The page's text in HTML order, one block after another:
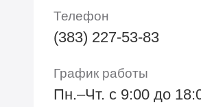
Телефон
(383) 227-53-83
График работы
Пн.–Чт. с 9:00 до